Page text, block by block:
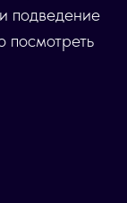
подведение
посмотреть